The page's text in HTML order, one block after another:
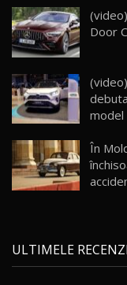
24
25
26
28
Door
model
În
ULTIMELE